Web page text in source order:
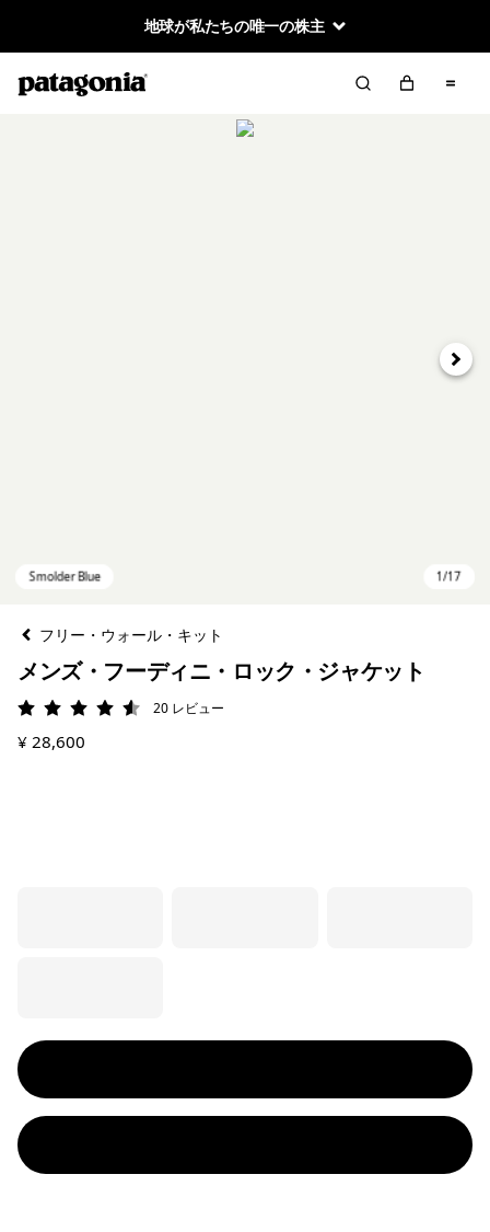
地球が私たちの唯一の株主
次へ
フリー・ウォール・キット
メンズ・フーディニ・ロック・ジャケット
評価: 4.6 / 5
20 レビュー
¥ 28,600